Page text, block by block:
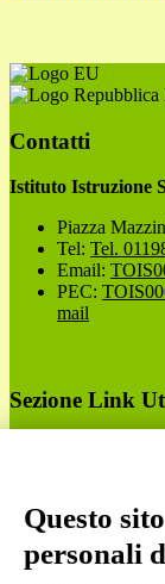
Contatti
Istituto Istruzione
Piazza
Tel: Tel.
Email:
PEC:
mail
Sezione Link
Ufficio
Obiettivi di
Questo
personali